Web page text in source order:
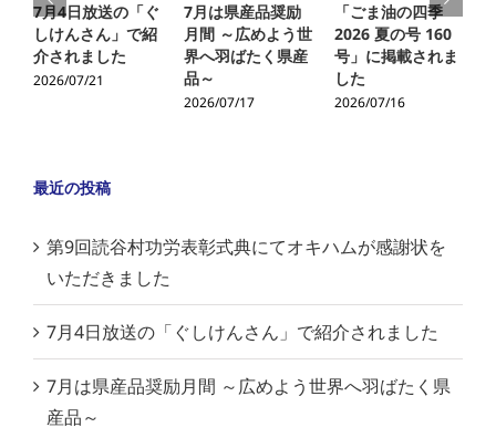
7月4日放送の「ぐ
しけんさん」で紹
介されました
2026/07/21
7月は県産品奨励
月間 ～広めよう世
界へ羽ばたく県産
品～
2026/07/17
「ごま油の四季
2026 夏の号 160
号」に掲載されま
した
2026/07/16
最近の投稿
第9回読谷村功労表彰式典にてオキハムが感謝状を
いただきました
7月4日放送の「ぐしけんさん」で紹介されました
7月は県産品奨励月間 ～広めよう世界へ羽ばたく県
産品～